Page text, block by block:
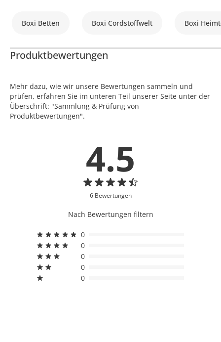
Boxi Betten Boxi Cordstoffwelt Boxi
Produktbewertungen
Mehr dazu, wie wir unsere Bewertungen sammeln und
prüfen, erfahren Sie im unteren Teil unserer Seite unter der
Überschrift: "Sammlung & Prüfung von
Produktbewertungen".
4.5
6 Bewertungen
Nach Bewertungen filtern
0
0
0
0
0